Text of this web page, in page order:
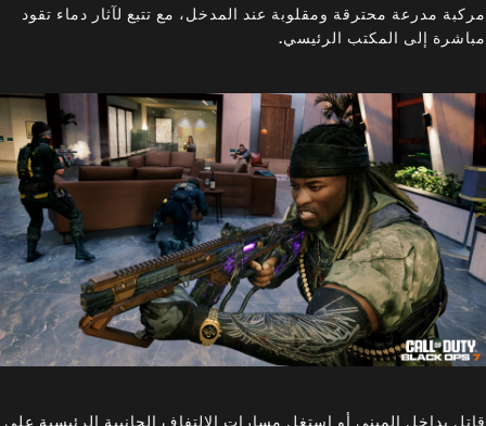
مركبة مدرعة محترقة ومقلوبة عند المدخل، مع تتبع لآثار دماء تقود
مباشرة إلى المكتب الرئيسي.
قاتل بداخل المبنى أو استغل مسارات الالتفاف الجانبية الرئيسية على